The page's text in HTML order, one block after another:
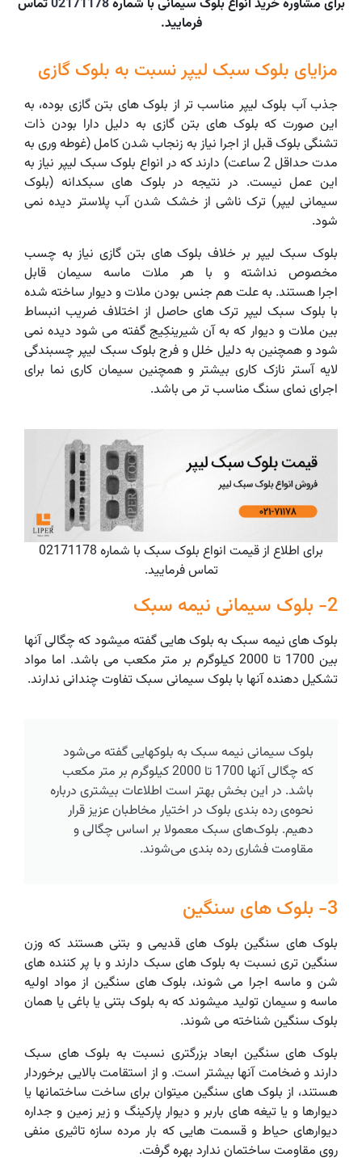
برای مشاوره خرید انواع بلوک سیمانی با شماره02171178تماس
فرمایید.
مزایای بلوک سبک لیپر نسبت به بلوک گازی
جذب آب بلوک لیپر مناسب تر از بلوک های بتن گازی بوده، به
این صورت که بلوک های بتن گازی به دلیل دارا بودن ذات
تشنگی بلوک قبل از اجرا نیاز به زنجاب شدن کامل (غوطه وری به
مدت حداقل 2 ساعت) دارند که در انواع بلوک سبک لیپر نیاز به
این عمل نیست. در نتیجه در بلوک های سبکدانه (بلوک
سیمانی لیپر) ترک ناشی از خشک شدن آب پلاستر دیده نمی
شود.
بلوک سبک لیپر بر خلاف بلوک های بتن گازی نیاز به چسب
مخصوص نداشته و با هر ملات ماسه سیمان قابل
اجرا هستند. به علت هم جنس بودن ملات و دیوار ساخته شده
با بلوک سبک لیپر ترک های حاصل از اختلاف ضریب انبساط
بین ملات و دیوار که به آن شیرینکِیج گفته می شود دیده نمی
شود و همچنین به دلیل خلل و فرج بلوک سبک لیپر چسبندگی
لایه آستر نازک کاری بیشتر و همچنین سیمان کاری نما برای
اجرای نمای سنگ مناسب تر می باشد.
برای اطلاع از قیمت انواع بلوک سبک با شماره 02171178
تماس فرمایید.
2- بلوک سیمانی نیمه سبک
بلوک های نیمه سبک به بلوک هایی گفته میشود که چگالی آنها
بین 1700 تا 2000 کیلوگرم بر متر مکعب می باشد. اما مواد
تشکیل دهنده آنها با بلوک سیمانی سبک تفاوت چندانی ندارند.
بلوک سیمانی نیمه سبک به بلوکهایی گفته می‌شود
که چگالی آنها 1700 تا 2000 کیلوگرم بر متر مکعب
باشد. در این بخش بهتر است اطلاعات بیشتری درباره
نحوه‌ی رده بندی بلوک در اختیار مخاطبان عزیز قرار
دهیم. بلوک‌های سبک معمولا بر اساس چگالی و
مقاومت فشاری رده بندی می‌شوند.
3- بلوک های سنگین
بلوک های سنگین بلوک های قدیمی و بتنی هستند که وزن
سنگین تری نسبت به بلوک های سبک دارند و با پر کننده های
شن و ماسه اجرا می شوند، بلوک های سنگین از مواد اولیه
ماسه و سیمان تولید میشوند که به بلوک بتنی یا باغی یا همان
بلوک سنگین شناخته می شوند.
بلوک های سنگین ابعاد بزرگتری نسبت به بلوک های سبک
دارند و ضخامت آنها بیشتر است. و از استقامت بالایی برخوردار
هستند، از بلوک های سنگین میتوان برای ساخت ساختمانها یا
دیوارها و یا تیغه های باربر و دیوار پارکینگ و زیر زمین و جداره
دیوارهای حیاط و قسمت هایی که بار مرده سازه تاثیری منفی
روی مقاومت ساختمان ندارد بهره گرفت.